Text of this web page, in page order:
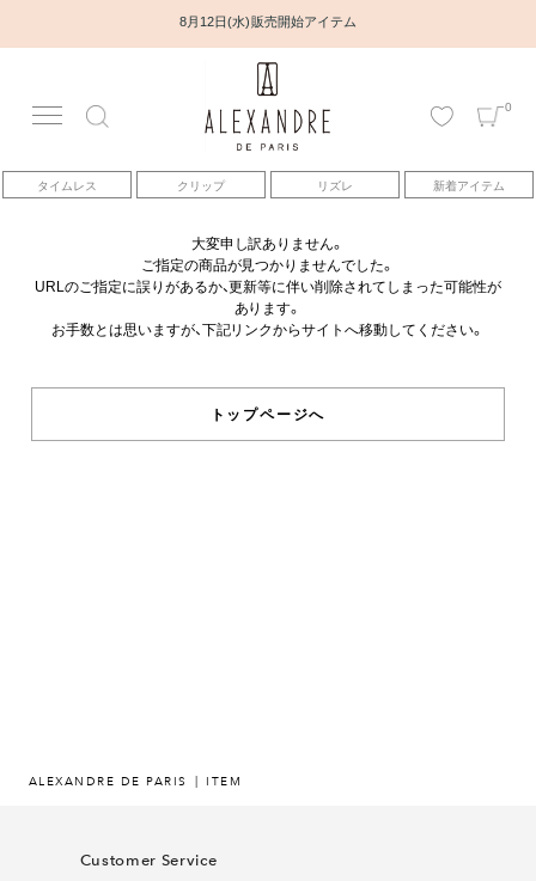
8月12日(水) 販売開始アイテム
0
タイムレス クリップ リズレ 新着アイテム
アカウント
アイテム
ベストセラー
コレクション
大変申し訳ありません。
ご指定の商品が見つかりませんでした。
URLのご指定に誤りがあるか、更新等に伴い削除されてしまった可能性が
あります。
お手数とは思いますが、下記リンクからサイトへ移動してください。
トップページへ
ALEXANDRE DE PARIS ITEM
Customer Service